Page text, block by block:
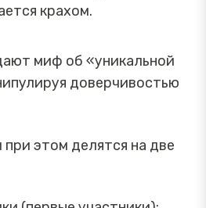
крахом.
миф об «уникальной
доверчивостью
этом делятся на две